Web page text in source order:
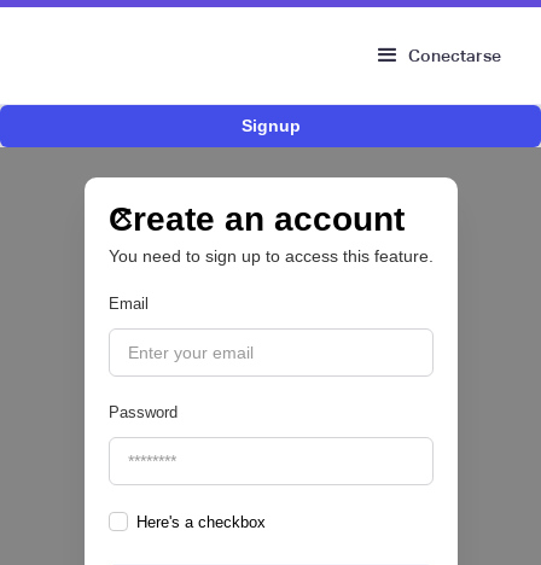
Conectarse
Signup
Create an account
You need to sign up to access this feature.
Email
Password
Here's a checkbox
operar como compañía de financiamiento en
Colombia y ampliar su oferta para pymes
CRÉDITO DIGITAL 💰
Valora Analitik |